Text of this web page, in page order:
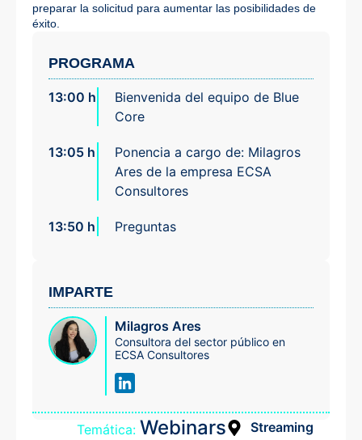
preparar la solicitud para aumentar las posibilidades de
éxito.
PROGRAMA
13:00 h
Bienvenida del equipo de Blue
Core
13:05 h
Ponencia a cargo de: Milagros
Ares de la empresa ECSA
Consultores
13:50 h Preguntas
IMPARTE
Milagros Ares
Consultora del sector público en
ECSA Consultores
Streaming
Temática: Webinars